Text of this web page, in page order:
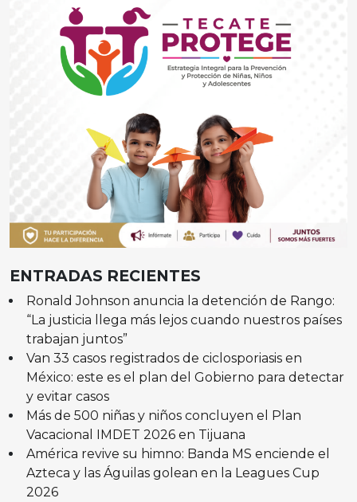
ENTRADAS RECIENTES
Ronald Johnson anuncia la detención de Rango:
“La justicia llega más lejos cuando nuestros países
trabajan juntos”
Van 33 casos registrados de ciclosporiasis en
México: este es el plan del Gobierno para detectar
y evitar casos
Más de 500 niñas y niños concluyen el Plan
Vacacional IMDET 2026 en Tijuana
América revive su himno: Banda MS enciende el
Azteca y las Águilas golean en la Leagues Cup
2026